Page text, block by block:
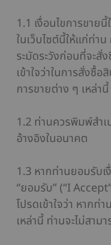
1.1 เงื่อนไขการขาย
ในเว็บไซต์นี้ให้แก่ท่า
ระมัดระวังก่อนที่จะสั่
เข้าใจว่าในการสั่งซื้
การขายต่าง ๆ เหล่า
1.2 ท่านควรพิมพ์สำเ
อ้างอิงในอนาคต
1.3 หากท่านยอมรับ
“ยอมรับ” (“I
โปรดเข้าใจว่า หากท่
เหล่านี้ ท่านจะไม่สา